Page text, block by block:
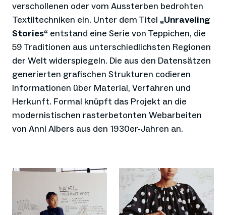
verschollenen oder vom Aussterben bedrohten
Textiltechniken ein. Unter dem Titel „Unraveling
Stories“ entstand eine Serie von Teppichen, die
59 Traditionen aus unterschiedlichsten Regionen
der Welt widerspiegeln. Die aus den Datensätzen
generierten grafischen Strukturen codieren
Informationen über Material, Verfahren und
Herkunft. Formal knüpft das Projekt an die
modernistischen rasterbetonten Webarbeiten
von Anni Albers aus den 1930er-Jahren an.